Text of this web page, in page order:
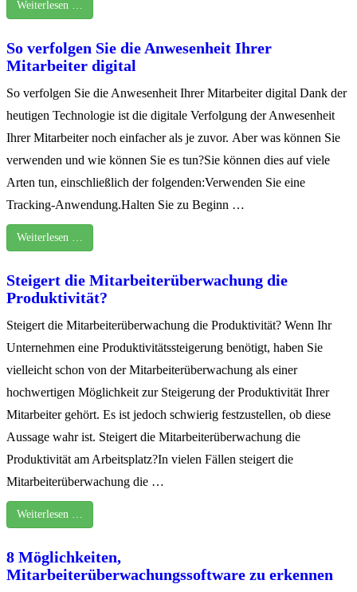
Weiterlesen …
So verfolgen Sie die Anwesenheit Ihrer
Mitarbeiter digital
So verfolgen Sie die Anwesenheit Ihrer Mitarbeiter digital Dank der
heutigen Technologie ist die digitale Verfolgung der Anwesenheit
Ihrer Mitarbeiter noch einfacher als je zuvor. Aber was können Sie
verwenden und wie können Sie es tun?Sie können dies auf viele
Arten tun, einschließlich der folgenden:Verwenden Sie eine
Tracking-Anwendung.Halten Sie zu Beginn …
Weiterlesen …
Steigert die Mitarbeiterüberwachung die
Produktivität?
Steigert die Mitarbeiterüberwachung die Produktivität? Wenn Ihr
Unternehmen eine Produktivitätssteigerung benötigt, haben Sie
vielleicht schon von der Mitarbeiterüberwachung als einer
hochwertigen Möglichkeit zur Steigerung der Produktivität Ihrer
Mitarbeiter gehört. Es ist jedoch schwierig festzustellen, ob diese
Aussage wahr ist. Steigert die Mitarbeiterüberwachung die
Produktivität am Arbeitsplatz?In vielen Fällen steigert die
Mitarbeiterüberwachung die …
Weiterlesen …
8 Möglichkeiten,
Mitarbeiterüberwachungssoftware zu erkennen